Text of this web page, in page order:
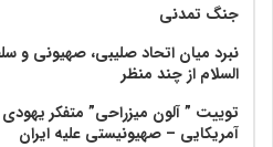
جنگ تمدنی
نبرد میان اتحاد صلیبی، صهیونی و
السلام از چند منظر
توییت ” آلون میزراحی” متفکر
آمریکایی – صهیونیستی علیه ایران